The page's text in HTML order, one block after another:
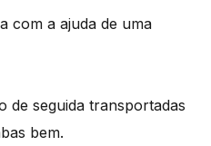
com a ajuda de uma
de seguida transportadas
bem.